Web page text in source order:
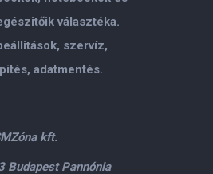
választéka.
szervíz,
adatmentés.
kft.
Budapest Pannónia